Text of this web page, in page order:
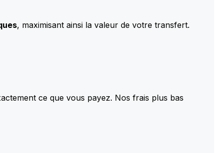
, maximisant ainsi la valeur de votre transfert.
ce que vous payez. Nos frais plus bas